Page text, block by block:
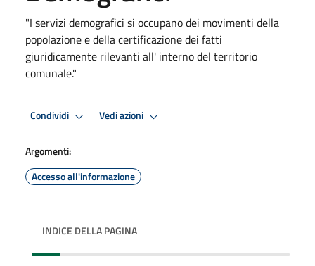
"I servizi demografici si occupano dei movimenti della
popolazione e della certificazione dei fatti
giuridicamente rilevanti all' interno del territorio
comunale."
Condividi Vedi azioni
Argomenti:
Accesso all'informazione
INDICE DELLA PAGINA